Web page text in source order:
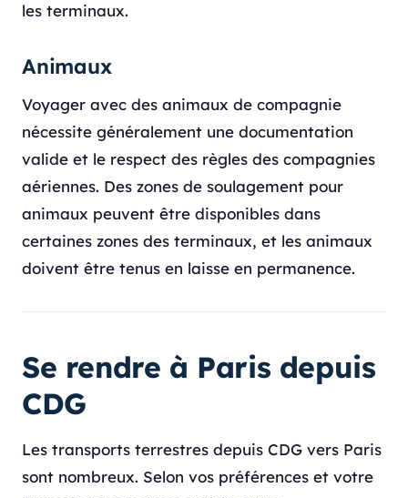
les terminaux.
Animaux
Voyager avec des animaux de compagnie
nécessite généralement une documentation
valide et le respect des règles des compagnies
aériennes. Des zones de soulagement pour
animaux peuvent être disponibles dans
certaines zones des terminaux, et les animaux
doivent être tenus en laisse en permanence.
Se rendre à Paris depuis
CDG
Les transports terrestres depuis CDG vers Paris
sont nombreux. Selon vos préférences et votre